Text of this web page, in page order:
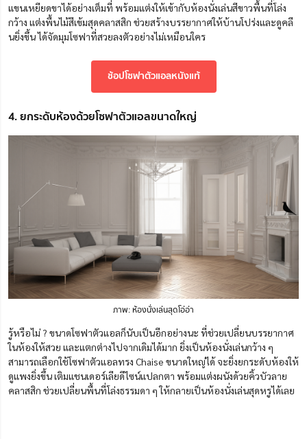
แขนเหยียดขาได้อย่างเต็มที่ พร้อมแต่งให้เข้ากับห้องนั่งเล่นสีขาวพื้นที่โล่ง
กว้าง แต่งพื้นไม้สีเข้มสุดคลาสสิก ช่วยสร้างบรรยากาศให้บ้านโปร่งและดูคลี
นยิ่งขึ้นได้จัดมุมโซฟาที่สวยลงตัวอย่างไม่เหมือนใคร
ช้อปโซฟาตัวแอลหนังแท้
4. ยกระดับห้องด้วยโซฟาตัวแอลขนาดใหญ่
ภาพ: ห้องนั่งเล่นสุดโอ่อ่า
รู้หรือไม่ ? ขนาดโซฟาตัวแอลก็นับเป็นอีกอย่างนะ ที่ช่วยเปลี่ยนบรรยากาศ
ในห้องให้สวย และแตกต่างไปจากเดิมได้มาก ยิ่งเป็นห้องนั่งเล่นกว้าง ๆ
สามารถเลือกใช้โซฟาตัวแอลทรง Chaise ขนาดใหญ่ได้ จะยิ่งยกระดับห้องให้
ดูแพงยิ่งขึ้น เติมแชนเดอร์เลียดีไซน์แปลกตา พร้อมแต่งผนังด้วยคิ้วบัวลาย
คลาสสิก ช่วยเปลี่ยนพื้นที่โล่งธรรมดา ๆ ให้กลายเป็นห้องนั่งเล่นสุดหรูได้เลย